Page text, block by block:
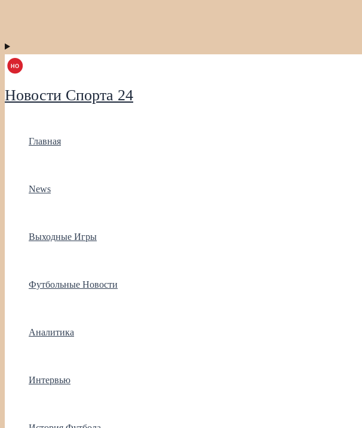
Новости Спорта 24
Главная
News
Выходные Игры
Футбольные Новости
Аналитика
Интервью